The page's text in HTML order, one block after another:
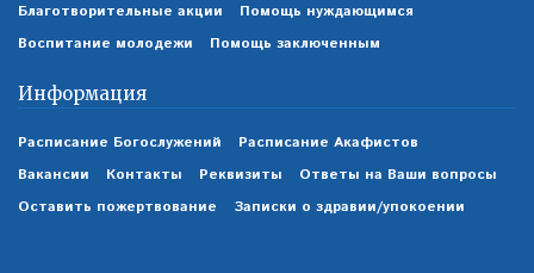
Благотворительные акции
Помощь нуждающимся
Воспитание молодежи
Помощь заключенным
Информация
Расписание Богослужений
Расписание Акафистов
Вакансии
Контакты Реквизиты
Ответы на Ваши вопросы
Оставить пожертвование
Записки о здравии/упокоении